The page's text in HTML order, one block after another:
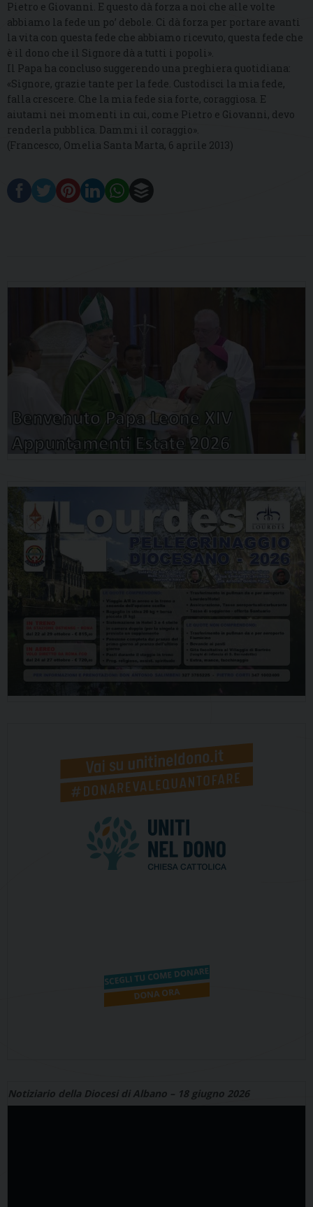
Pietro e Giovanni. E questo dà forza a noi che alle volte
abbiamo la fede un po’ debole. Ci dà forza per portare avanti
la vita con questa fede che abbiamo ricevuto, questa fede che
è il dono che il Signore dà a tutti i popoli».
Il Papa ha concluso suggerendo una preghiera quotidiana:
«Signore, grazie tante per la fede. Custodisci la mia fede,
falla crescere. Che la mia fede sia forte, coraggiosa. E
aiutami nei momenti in cui, come Pietro e Giovanni, devo
renderla pubblica. Dammi il coraggio».
(Francesco, Omelia Santa Marta, 6 aprile 2013)
Notiziario della Diocesi di Albano – 18 giugno 2026